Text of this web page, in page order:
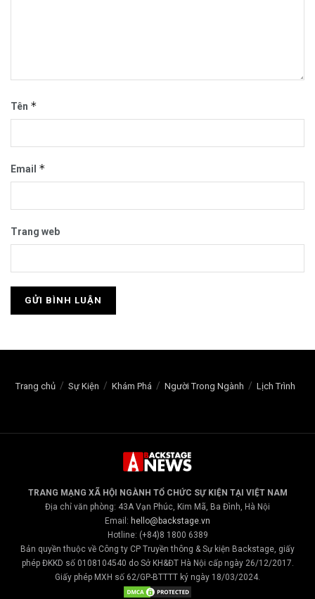
Tên *
Email *
Trang web
Trang chủ Sự Kiện Khám Phá Người Trong Ngành Lịch Trình
TRANG MẠNG XÃ HỘI NGÀNH TỔ CHỨC SỰ KIỆN TẠI VIỆT NAM
Địa chỉ văn phòng: 43A Vạn Phúc, Kim Mã, Ba Đình, Hà Nội
Email: hello@backstage.vn
Hotline: (+84)8 1800 6389
Bản quyền thuộc về Công ty CP Truyền thông & Sự kiện Backstage, giấy
phép ĐKKD số 0108104540 do Sở KH&ĐT Hà Nội cấp ngày 26/12/2017.
Giấy phép MXH số 62/GP-BTTTT ký ngày 18/03/2024.